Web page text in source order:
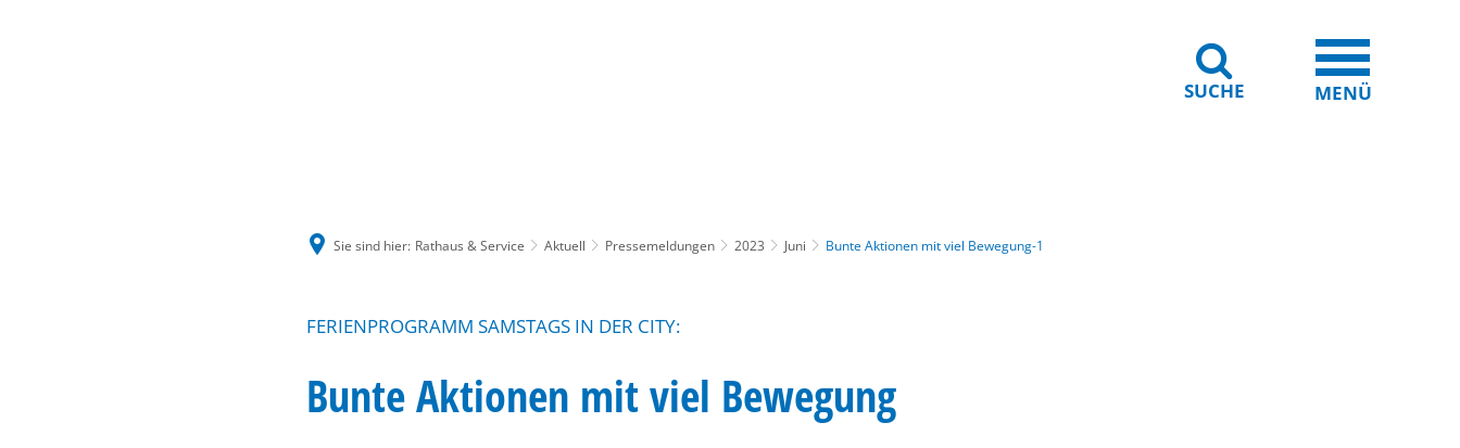
SUCHE MENÜ
Sie sind hier: Rathaus & Service Aktuell Pressemeldungen 2023 Juni Bunte Aktionen mit viel Bewegung-1
FERIENPROGRAMM SAMSTAGS IN DER CITY:
Bunte Aktionen mit viel Bewegung